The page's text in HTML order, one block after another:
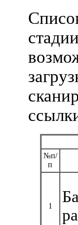
№п/
п
1